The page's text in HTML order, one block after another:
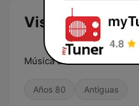
Vision Estéreo
Música dónde estes
Años 80 Antiguas